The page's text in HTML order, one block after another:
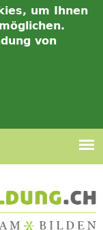
um Ihnen
von